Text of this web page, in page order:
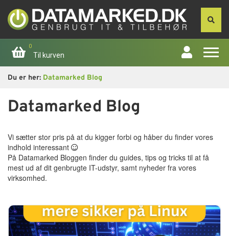
0
Til kurven
Apple
Computer
Skærme
Tablet
Du er her: Datamarked Blog
Datamarked Blog
Vi sætter stor pris på at du kigger forbi og håber du finder vores
indhold interessant
På Datamarked Bloggen finder du guides, tips og tricks til at få
mest ud af dit genbrugte IT-udstyr, samt nyheder fra vores
virksomhed.